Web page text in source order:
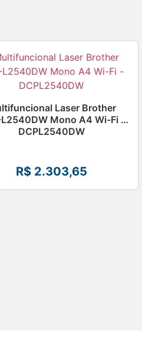
Laser Brother
Mono A4 Wi-Fi –
DCPL2540DW
R$2.303,65